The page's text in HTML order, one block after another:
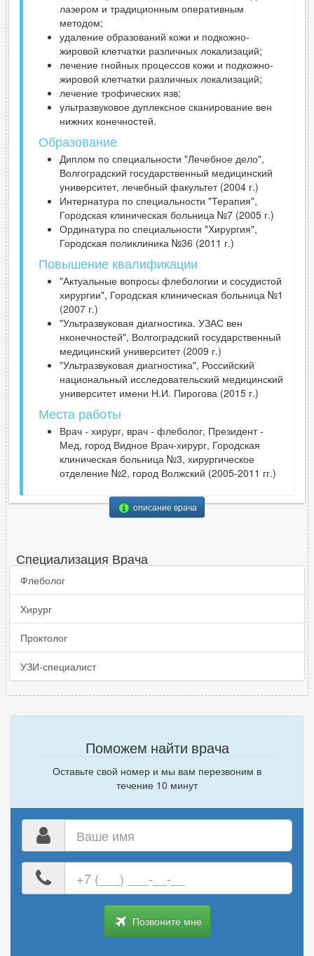
лазером и традиционным оперативным
методом;
удаление образований кожи и подкожно-
жировой клетчатки различных локализаций;
лечение гнойных процессов кожи и подкожно-
жировой клетчатки различных локализаций;
лечение трофических язв;
ультразвуковое дуплексное сканирование вен
нижних конечностей.
Образование
Диплом по специальности "Лечебное дело",
Волгоградский государственный медицинский
университет, лечебный факультет (2004 г.)
Интернатура по специальности "Терапия",
Городская клиническая больница №7 (2005 г.)
Ординатура по специальности "Хирургия",
Городская поликлиника №36 (2011 г.)
Повышение квалификации
"Актуальные вопросы флебологии и сосудистой
хирургии", Городская клиническая больница №1
(2007 г.)
"Ультразвуковая диагностика. УЗАС вен
нконечностей", Волгоградский государственный
медицинский университет (2009 г.)
"Ультразвуковая диагностика", Российский
национальный исследовательский медицинский
университет имени Н.И. Пирогова (2015 г.)
Места работы
Врач - хирург, врач - флеболог, Президент -
Мед, город Видное Врач-хирург, Городская
клиническая больница №3, хирургическое
отделение №2, город Волжский (2005-2011 гг.)
описание врача
Специализация Врача
Флеболог
Хирург
Проктолог
УЗИ-специалист
Поможем найти врача
Оставьте свой номер и мы вам перезвоним в
течение 10 минут
номер
телефона
Позвоните мне